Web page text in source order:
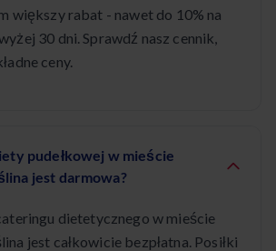
większy rabat - nawet do 10% na
30 dni. Sprawdź nasz cennik,
ceny.
pudełkowej w mieście
jest darmowa?
dietetycznego w mieście
jest całkowicie bezpłatna. Posiłki